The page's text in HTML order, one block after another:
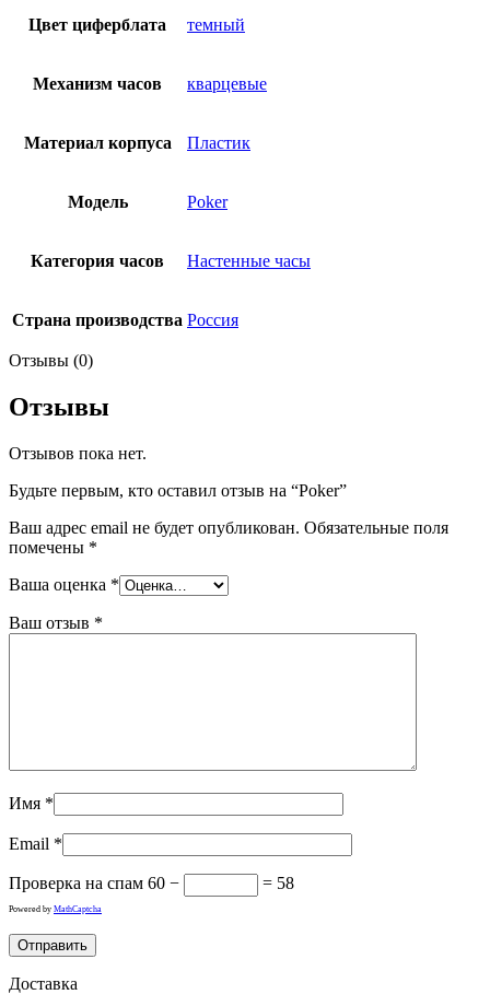
Цвет циферблата темный
Механизм часов кварцевые
Материал корпуса Пластик
Модель Poker
Категория часов Настенные часы
Страна производства Россия
Отзывы (0)
Отзывы
Отзывов пока нет.
Будьте первым, кто оставил отзыв на “Poker”
Ваш адрес email не будет опубликован. Обязательные поля
помечены *
Ваша оценка *
Ваш отзыв *
Имя *
Email *
Проверка на спам 60 − = 58
Powered by MathCaptcha
Доставка